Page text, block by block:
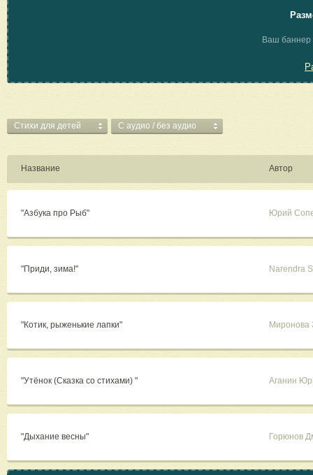
Ваш баннер
Стихи для детей C аудио / без аудио
Название Автор
"Азбука про Рыб" Юрий
"Приди, зима!" Narendra
"Котик, рыженькие лапки" Миронова
"Утёнок (Сказка со стихами) " Аганин
"Дыхание весны" Горюнов